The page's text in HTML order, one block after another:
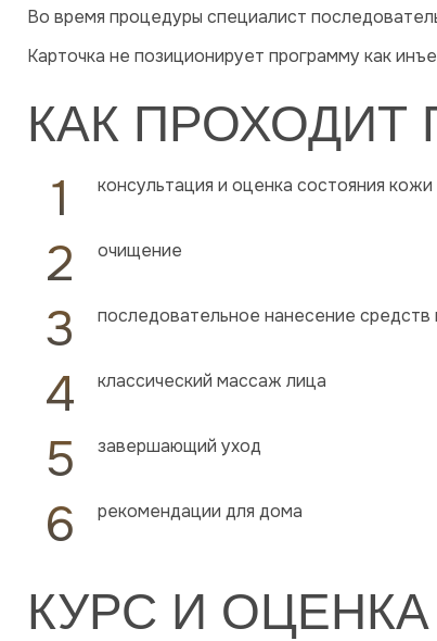
Во время процедуры специалист
Карточка не позиционирует программу как
КАК ПРОХОДИТ
консультация и оценка состояния кожи
очищение
последовательное нанесение средств
классический массаж лица
завершающий уход
рекомендации для дома
КУРС И ОЦЕНКА